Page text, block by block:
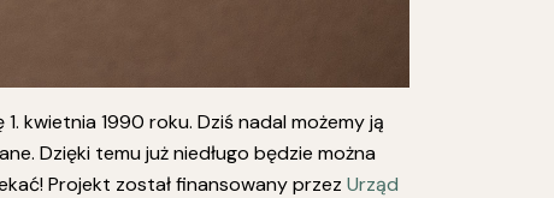
kwietnia 1990 roku. Dziś nadal możemy ją
Dzięki temu już niedługo będzie można
Projekt został finansowany przez Urząd